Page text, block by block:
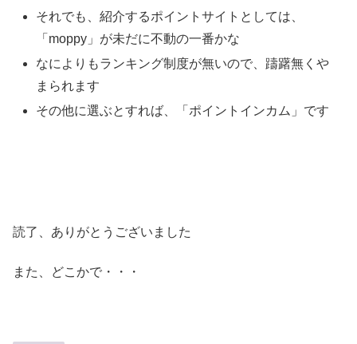
それでも、紹介するポイントサイトとしては、
「moppy」が未だに不動の一番かな
なによりもランキング制度が無いので、躊躇無くや
まられます
その他に選ぶとすれば、「ポイントインカム」です
読了、ありがとうございました
また、どこかで・・・